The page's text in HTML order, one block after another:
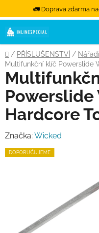
🚛 Doprava zdarma
Přejít na obsah
Domů
/ PŘÍSLUŠENSTVÍ /
Multifunkční klíč Powerslide
Powerslide
Hardcore
Značka: Wicked
DOPORUČUJEME